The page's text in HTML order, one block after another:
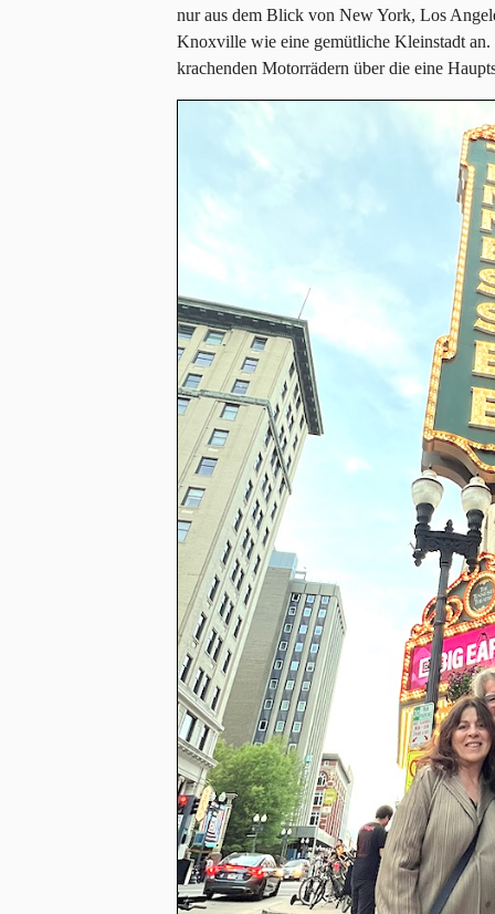
nur aus dem Blick von New York, Los
Knoxville wie eine gemütliche Kleinstadt
krachenden Motorrädern über die eine